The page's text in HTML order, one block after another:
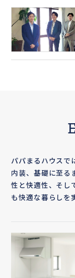
パパまるハウスで
内装、基礎に至る
性と快適性、そし
も快適な暮らしを